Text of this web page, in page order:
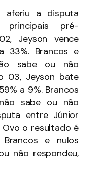
aferiu a disputa
pré-
Jeyson vence
33%. Brancos e
sabe ou não
03, Jeyson bate
a 9%. Brancos
sabe ou não
entre Júnior
Ovo o resultado é
e nulos
não respondeu,